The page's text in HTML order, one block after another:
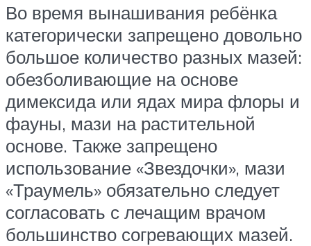
Во время вынашивания ребёнка
категорически запрещено довольно
большое количество разных мазей:
обезболивающие на основе
димексида или ядах мира флоры и
фауны, мази на растительной
основе. Также запрещено
использование «Звездочки», мази
«Траумель» обязательно следует
согласовать с лечащим врачом
большинство согревающих мазей.